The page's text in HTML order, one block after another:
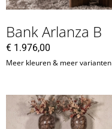
Bank Arlanza B
€ 1.976,00
Meer kleuren & meer varianten